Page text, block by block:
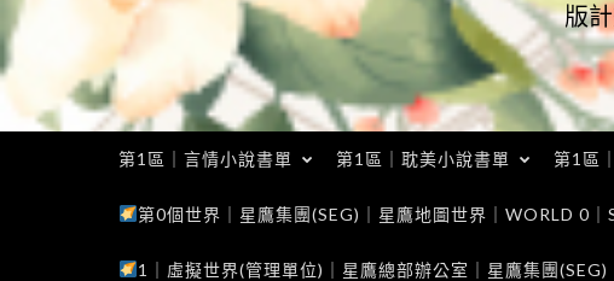
版
第1區｜言情小說書單 第1區｜耽美小說書單 第1區
第0個世界｜星鷹集團(SEG)｜星鷹地圖世界｜WORLD 0
1｜虛擬世界(管理單位)｜星鷹總部辦公室｜星鷹集團